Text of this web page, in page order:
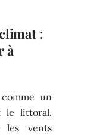
:
à
un
le littoral.
les vents